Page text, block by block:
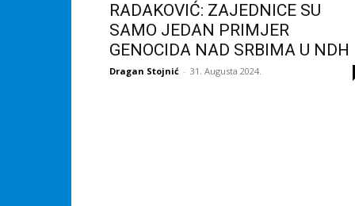
RADAKOVIĆ: ZAJEDNICE SU
SAMO JEDAN PRIMJER
GENOCIDA NAD SRBIMA U NDH
Dragan Stojnić - 31. Augusta 2024.